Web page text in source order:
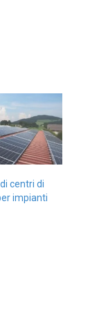
centri di
impianti